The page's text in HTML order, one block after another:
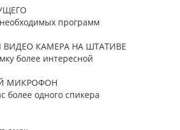
программ
КАМЕРА НА ШТАТИВЕ
более интересной
МИКРОФОН
более одного спикера